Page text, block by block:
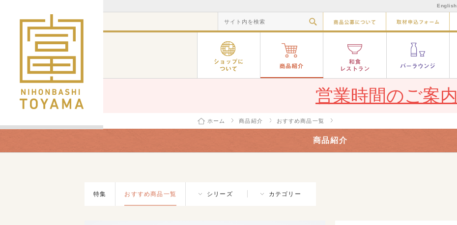
English
営業時間のご案内
ホーム 商品紹介 おすすめ商品一覧
商品紹介
特集 おすすめ商品一覧 シリーズ カテゴリー